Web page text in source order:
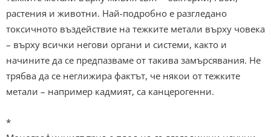
растения и животни. Най-подробно е разгледано
токсичното въздействие на тежките метали върху човека
– върху всички негови органи и системи, както и
начините да се предпазваме от такива замърсявания. Не
трябва да се неглижира фактът, че някои от тежките
метали – например кадмият, са канцерогенни.
*